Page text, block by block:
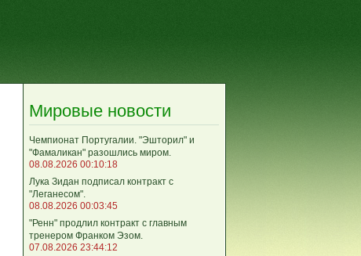
Мировые новости
Чемпионат Португалии. "Эшторил" и
"Фамаликан" разошлись миром.
08.08.2026 00:10:18
Лука Зидан подписал контракт с
"Леганесом".
08.08.2026 00:03:45
"Ренн" продлил контракт с главным
тренером Франком Эзом.
07.08.2026 23:44:12